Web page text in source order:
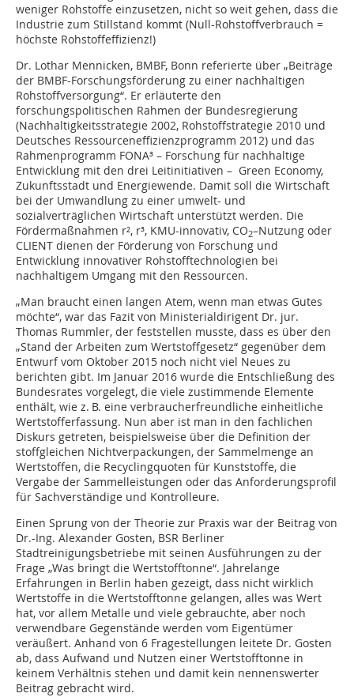
weniger Rohstoffe einzusetzen, nicht so weit gehen, dass die
Industrie zum Stillstand kommt (Null-Rohstoffverbrauch =
höchste Rohstoffeffizienz!)
Dr. Lothar Mennicken, BMBF, Bonn referierte über „Beiträge
der BMBF-Forschungsförderung zu einer nachhaltigen
Rohstoffversorgung“. Er erläuterte den
forschungspolitischen Rahmen der Bundesregierung
(Nachhaltigkeitsstrategie 2002, Rohstoffstrategie 2010 und
Deutsches Ressourceneffizienzprogramm 2012) und das
Rahmenprogramm FONA³ – Forschung für nachhaltige
Entwicklung mit den drei Leitinitiativen – Green Economy,
Zukunftsstadt und Energiewende. Damit soll die Wirtschaft
bei der Umwandlung zu einer umwelt- und
sozialverträglichen Wirtschaft unterstützt werden. Die
Fördermaßnahmen r², r³, KMU-innovativ, CO2–Nutzung oder
CLIENT dienen der Förderung von Forschung und
Entwicklung innovativer Rohstofftechnologien bei
nachhaltigem Umgang mit den Ressourcen.
„Man braucht einen langen Atem, wenn man etwas Gutes
möchte“, war das Fazit von Ministerialdirigent Dr. jur.
Thomas Rummler, der feststellen musste, dass es über den
„Stand der Arbeiten zum Wertstoffgesetz“ gegenüber dem
Entwurf vom Oktober 2015 noch nicht viel Neues zu
berichten gibt. Im Januar 2016 wurde die Entschließung des
Bundesrates vorgelegt, die viele zustimmende Elemente
enthält, wie z. B. eine verbraucherfreundliche einheitliche
Wertstofferfassung. Nun aber ist man in den fachlichen
Diskurs getreten, beispielsweise über die Definition der
stoffgleichen Nichtverpackungen, der Sammelmenge an
Wertstoffen, die Recyclingquoten für Kunststoffe, die
Vergabe der Sammelleistungen oder das Anforderungsprofil
für Sachverständige und Kontrolleure.
Einen Sprung von der Theorie zur Praxis war der Beitrag von
Dr.-Ing. Alexander Gosten, BSR Berliner
Stadtreinigungsbetriebe mit seinen Ausführungen zu der
Frage „Was bringt die Wertstofftonne“. Jahrelange
Erfahrungen in Berlin haben gezeigt, dass nicht wirklich
Wertstoffe in die Wertstofftonne gelangen, alles was Wert
hat, vor allem Metalle und viele gebrauchte, aber noch
verwendbare Gegenstände werden vom Eigentümer
veräußert. Anhand von 6 Fragestellungen leitete Dr. Gosten
ab, dass Aufwand und Nutzen einer Wertstofftonne in
keinem Verhältnis stehen und damit kein nennenswerter
Beitrag gebracht wird.